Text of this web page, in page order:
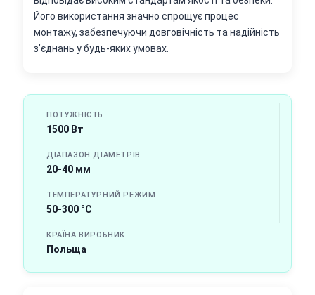
Його використання значно спрощує процес
монтажу, забезпечуючи довговічність та надійність
з’єднань у будь-яких умовах.
ПОТУЖНІСТЬ
1500 Вт
ДІАПАЗОН ДІАМЕТРІВ
20-40 мм
ТЕМПЕРАТУРНИЙ РЕЖИМ
50-300 °C
КРАЇНА ВИРОБНИК
Польща